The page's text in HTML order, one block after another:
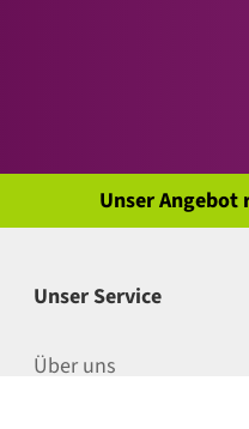
Unser
Unser Service
Über uns